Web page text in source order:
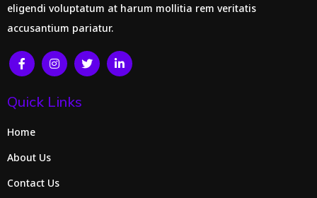
eligendi voluptatum at harum mollitia rem veritatis
accusantium pariatur.
Quick Links
Home
About Us
Contact Us